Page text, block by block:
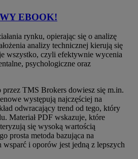
EBOOK!
rynku, opierając się o analizę
analizy technicznej kierują się
wszystko, czyli efektywnie wycenia
psychologiczne oraz
TMS Brokers dowiesz się m.in.
występują najczęściej na
odwracający trend od tego, który
Materiał PDF wskazuje, które
się wysoką wartością
prosta metoda bazująca na
i oporów jest jedną z lepszych